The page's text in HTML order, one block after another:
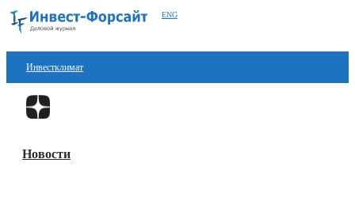
ENG
Инвестклимат
Финансы
Блокчейн
Новости